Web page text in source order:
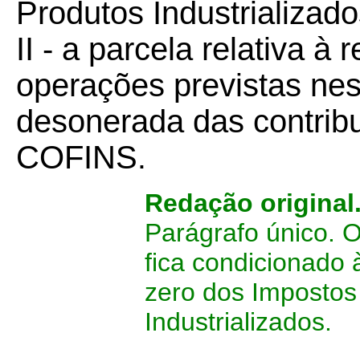
Produtos
II - a parcela relativa à
operações previstas
desonerada das
COFINS.
Redação
Parágrafo único.
fica condicionado
zero dos
Industrializados.